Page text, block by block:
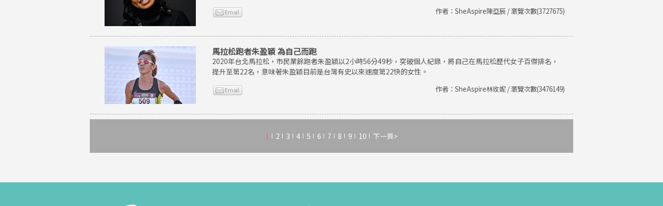
作者：SheAspire陳亞辰 / 瀏覽次數(3727675)
馬拉松跑者朱盈穎 為自己而跑
2020年台北馬拉松，市民業餘跑者朱盈穎以2小時56分49秒，突破個人紀錄，將自己在馬拉松歷代女子百傑排名，
提升至第22名，意味著朱盈穎目前是台灣有史以來速度第22快的女性。
作者：SheAspire林玫妮 / 瀏覽次數(3476149)
1 2 3 4 5 6 7 8 9 10 下一頁>